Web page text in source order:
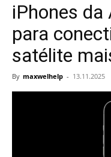
iPhones da
para
satélite
By maxwelhelp - 13.11.2025